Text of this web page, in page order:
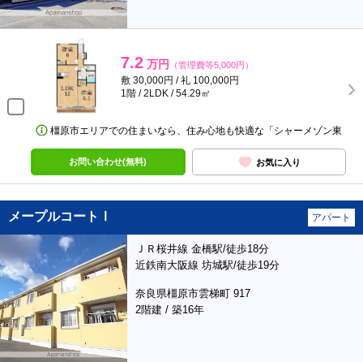
7.2 万円 （管理費等5,000円）
敷 30,000円 / 礼 100,000円
1階 / 2LDK / 54.29㎡
橿原市エリアでの住まいなら、住み心地も快適な「シャーメゾン東
お問い合わせ(無料) お気に入り
メープルコートⅠ アパート
ＪＲ桜井線 金橋駅/徒歩18分
近鉄南大阪線 坊城駅/徒歩19分
奈良県橿原市雲梯町 917
2階建 / 築16年